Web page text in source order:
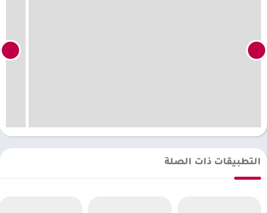
التطبيقات ذات الصلة